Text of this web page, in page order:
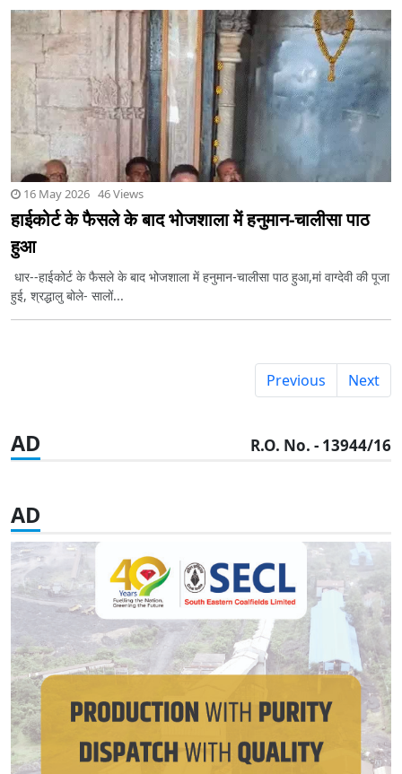
16 May 2026 46 Views
हाईकोर्ट के फैसले के बाद भोजशाला में हनुमान-चालीसा पाठ
हुआ
धार--हाईकोर्ट के फैसले के बाद भोजशाला में हनुमान-चालीसा पाठ हुआ,मां वाग्देवी की पूजा
हुई, श्रद्धालु बोले- सालों...
Previous Next
AD R.O. No. - 13944/16
AD